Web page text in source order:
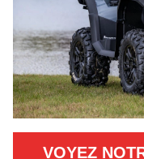
VOYEZ